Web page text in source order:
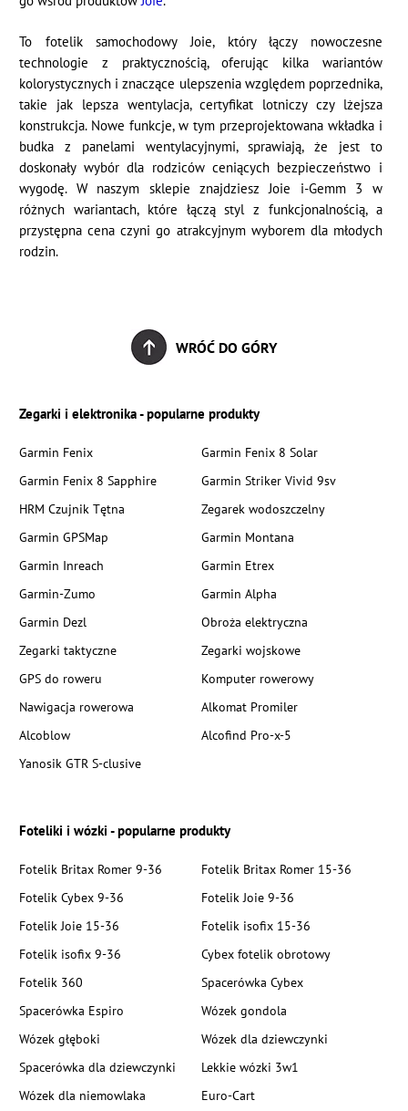
To fotelik samochodowy Joie, który łączy nowoczesne
technologie z praktycznością, oferując kilka wariantów
kolorystycznych i znaczące ulepszenia względem poprzednika,
takie jak lepsza wentylacja, certyfikat lotniczy czy lżejsza
konstrukcja. Nowe funkcje, w tym przeprojektowana wkładka i
budka z panelami wentylacyjnymi, sprawiają, że jest to
doskonały wybór dla rodziców ceniących bezpieczeństwo i
wygodę. W naszym sklepie znajdziesz Joie i-Gemm 3 w
różnych wariantach, które łączą styl z funkcjonalnością, a
przystępna cena czyni go atrakcyjnym wyborem dla młodych
rodzin.
WRÓĆ DO GÓRY
Zegarki i elektronika - popularne produkty
Garmin Fenix
Garmin Fenix 8 Solar
Garmin Fenix 8 Sapphire
Garmin Striker Vivid 9sv
HRM Czujnik Tętna
Zegarek wodoszczelny
Garmin GPSMap
Garmin Montana
Garmin Inreach
Garmin Etrex
Garmin-Zumo
Garmin Alpha
Garmin Dezl
Obroża elektryczna
Zegarki taktyczne
Zegarki wojskowe
GPS do roweru
Komputer rowerowy
Nawigacja rowerowa
Alkomat Promiler
Alcoblow
Alcofind Pro-x-5
Yanosik GTR S-clusive
Foteliki i wózki - popularne produkty
Fotelik Britax Romer 9-36
Fotelik Britax Romer 15-36
Fotelik Cybex 9-36
Fotelik Joie 9-36
Fotelik Joie 15-36
Fotelik isofix 15-36
Fotelik isofix 9-36
Cybex fotelik obrotowy
Fotelik 360
Spacerówka Cybex
Spacerówka Espiro
Wózek gondola
Wózek głęboki
Wózek dla dziewczynki
Spacerówka dla dziewczynki
Lekkie wózki 3w1
Wózek dla niemowlaka
Euro-Cart